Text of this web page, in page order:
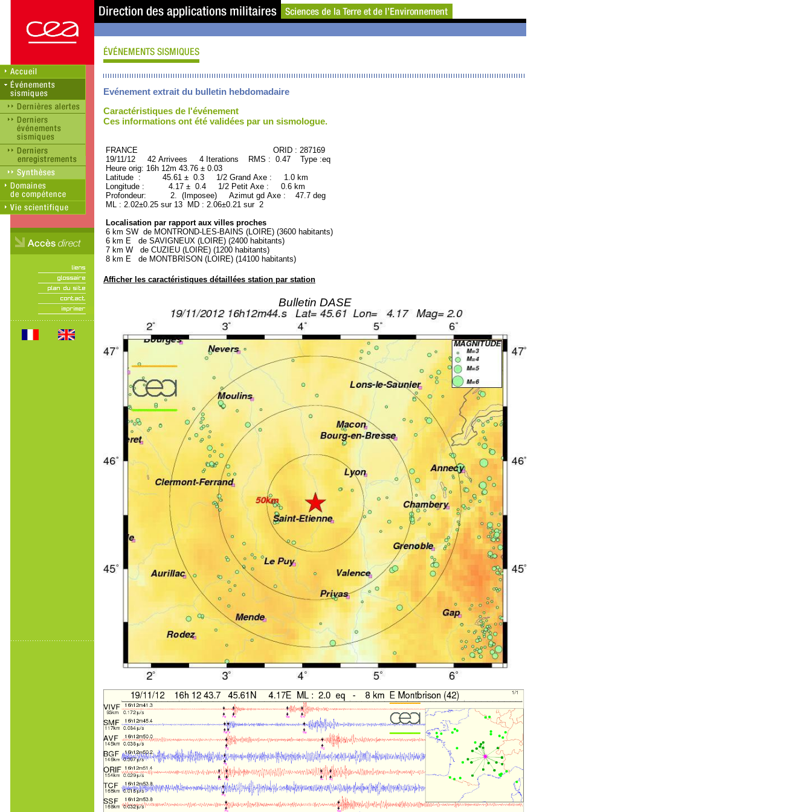
Evénement extrait du bulletin hebdomadaire
Caractéristiques de l'événement
Ces informations ont été validées par un sismologue.
FRANCE ORID : 287169
19/11/12 42 Arrivees 4 Iterations RMS : 0.47 Type :eq
Heure orig: 16h 12m 43.76 ± 0.03
Latitude : 45.61 ± 0.3 1/2 Grand Axe : 1.0 km
Longitude : 4.17 ± 0.4 1/2 Petit Axe : 0.6 km
Profondeur: 2. (Imposee) Azimut gd Axe : 47.7 deg
ML : 2.02±0.25 sur 13 MD : 2.06±0.21 sur 2
Localisation par rapport aux villes proches
6 km SW de MONTROND-LES-BAINS (LOIRE) (3600 habitants)
6 km E de SAVIGNEUX (LOIRE) (2400 habitants)
7 km W de CUZIEU (LOIRE) (1200 habitants)
8 km E de MONTBRISON (LOIRE) (14100 habitants)
Afficher les caractéristiques détaillées station par station
Bulletin DASE